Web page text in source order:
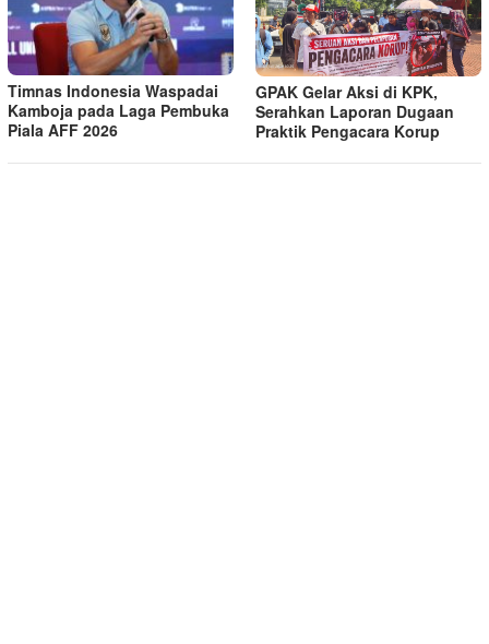
Timnas Indonesia Waspadai
Kamboja pada Laga Pembuka
Piala AFF 2026
GPAK Gelar Aksi di KPK,
Serahkan Laporan Dugaan
Praktik Pengacara Korup